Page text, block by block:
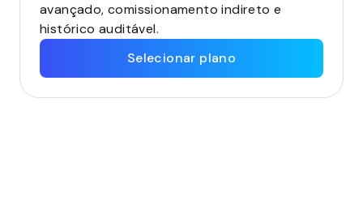
avançado, comissionamento indireto e
histórico auditável.
Selecionar plano